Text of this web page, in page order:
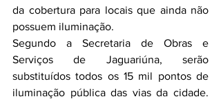
da cobertura para locais que ainda não
possuem iluminação.
Segundo a Secretaria de Obras e
Serviços de Jaguariúna, serão
substituídos todos os 15 mil pontos de
iluminação pública das vias da cidade.